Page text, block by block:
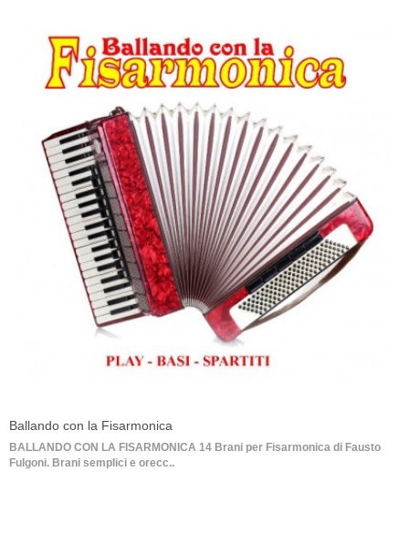
Ballando con la Fisarmonica
BALLANDO CON LA FISARMONICA 14 Brani per Fisarmonica di Fausto
Fulgoni. Brani semplici e orecc..